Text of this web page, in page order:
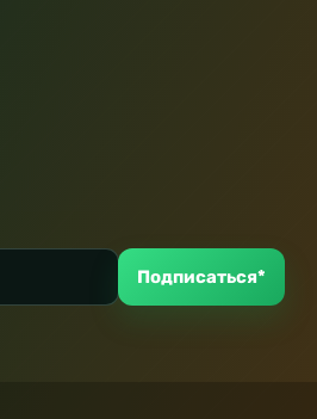
Подписаться*